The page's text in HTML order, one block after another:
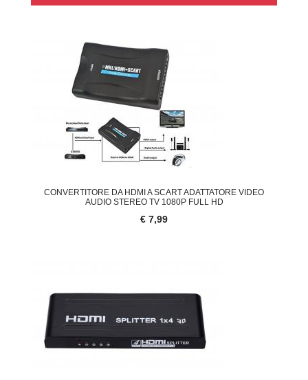
CONVERTITORE DA HDMI A SCART ADATTATORE VIDEO
AUDIO STEREO TV 1080P FULL HD
€ 7,99